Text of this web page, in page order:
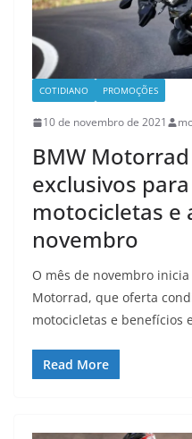
COTIDIANO PROMOÇÕES
10 de novembro de 2021
BMW
exclusivos
motocicletas e
novembro
O mês de novembro
Motorrad, que oferta
motocicletas e benefícios
Read More